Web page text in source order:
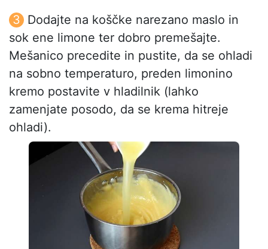
Dodajte na koščke narezano maslo in
sok ene limone ter dobro premešajte.
Mešanico precedite in pustite, da se ohladi
na sobno temperaturo, preden limonino
kremo postavite v hladilnik (lahko
zamenjate posodo, da se krema hitreje
ohladi).